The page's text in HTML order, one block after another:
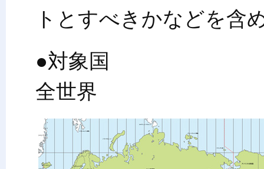
トとすべきかなどを含
●対象国
全世界